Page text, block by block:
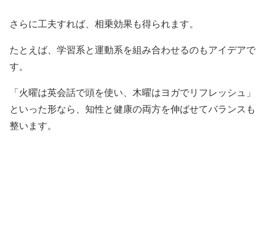
さらに工夫すれば、相乗効果も得られます。
たとえば、学習系と運動系を組み合わせるのもアイデアで
す。
「火曜は英会話で頭を使い、木曜はヨガでリフレッシュ」
といった形なら、知性と健康の両方を伸ばせてバランスも
整います。